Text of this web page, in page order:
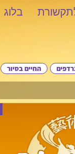
בלוג
החיים בסיור